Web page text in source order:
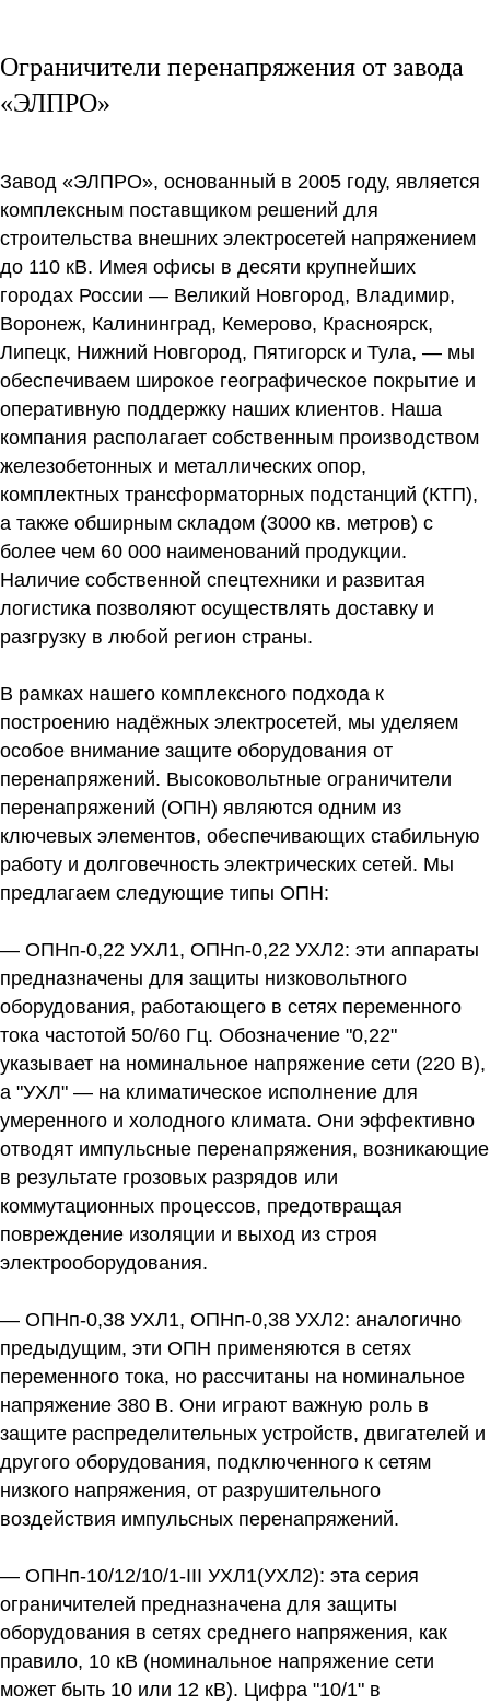
Ограничители перенапряжения от завода
«ЭЛПРО»
Завод «ЭЛПРО», основанный в 2005 году, является
комплексным поставщиком решений для
строительства внешних электросетей напряжением
до 110 кВ. Имея офисы в десяти крупнейших
городах России — Великий Новгород, Владимир,
Воронеж, Калининград, Кемерово, Красноярск,
Липецк, Нижний Новгород, Пятигорск и Тула, — мы
обеспечиваем широкое географическое покрытие и
оперативную поддержку наших клиентов. Наша
компания располагает собственным производством
железобетонных и металлических опор,
комплектных трансформаторных подстанций (КТП),
а также обширным складом (3000 кв. метров) с
более чем 60 000 наименований продукции.
Наличие собственной спецтехники и развитая
логистика позволяют осуществлять доставку и
разгрузку в любой регион страны.
В рамках нашего комплексного подхода к
построению надёжных электросетей, мы уделяем
особое внимание защите оборудования от
перенапряжений. Высоковольтные ограничители
перенапряжений (ОПН) являются одним из
ключевых элементов, обеспечивающих стабильную
работу и долговечность электрических сетей. Мы
предлагаем следующие типы ОПН:
— ОПНп-0,22 УХЛ1, ОПНп-0,22 УХЛ2: эти аппараты
предназначены для защиты низковольтного
оборудования, работающего в сетях переменного
тока частотой 50/60 Гц. Обозначение "0,22"
указывает на номинальное напряжение сети (220 В),
а "УХЛ" — на климатическое исполнение для
умеренного и холодного климата. Они эффективно
отводят импульсные перенапряжения, возникающие
в результате грозовых разрядов или
коммутационных процессов, предотвращая
повреждение изоляции и выход из строя
электрооборудования.
— ОПНп-0,38 УХЛ1, ОПНп-0,38 УХЛ2: аналогично
предыдущим, эти ОПН применяются в сетях
переменного тока, но рассчитаны на номинальное
напряжение 380 В. Они играют важную роль в
защите распределительных устройств, двигателей и
другого оборудования, подключенного к сетям
низкого напряжения, от разрушительного
воздействия импульсных перенапряжений.
— ОПНп-10/12/10/1-III УХЛ1(УХЛ2): эта серия
ограничителей предназначена для защиты
оборудования в сетях среднего напряжения, как
правило, 10 кВ (номинальное напряжение сети
может быть 10 или 12 кВ). Цифра "10/1" в